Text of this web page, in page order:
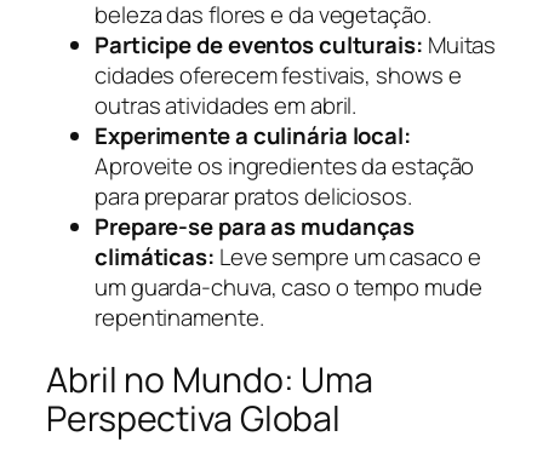
beleza das flores e da vegetação.
Participe de eventos culturais: Muitas
cidades oferecem festivais, shows e
outras atividades em abril.
Experimente a culinária local:
Aproveite os ingredientes da estação
para preparar pratos deliciosos.
Prepare-se para as mudanças
climáticas: Leve sempre um casaco e
um guarda-chuva, caso o tempo mude
repentinamente.
Abril no Mundo: Uma
Perspectiva Global